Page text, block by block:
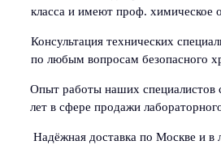
класса и имеют проф. химическое
Консультация технических
по любым вопросам безопасного
Опыт работы наших специалистов
лет в сфере продажи
Надёжная доставка по Москве и в